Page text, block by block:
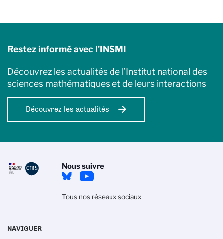
Restez informé avec l'INSMI
Découvrez les actualités de l’Institut national des
sciences mathématiques et de leurs interactions
Découvrez les actualités
Nous suivre
Tous nos réseaux sociaux
NAVIGUER